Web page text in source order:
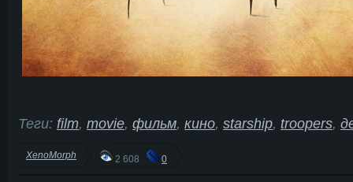
Теги: film, movie, фильм, кино, starship, troopers,
XenoMorph 2 608 0